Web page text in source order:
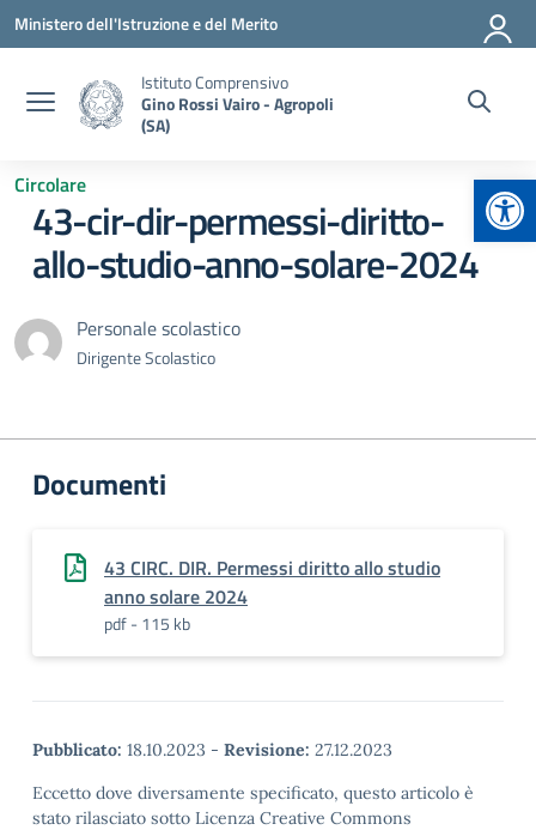
Vai ai contenuti
Vai al menu di navigazione
Vai al footer
Ministero dell'Istruzione e del Merito
Istituto Comprensivo
Gino Rossi Vairo - Agropoli
(SA)
Circolare
43-cir-dir-permessi-diritto-
allo-studio-anno-solare-2024
Personale scolastico
Dirigente Scolastico
Documenti
43 CIRC. DIR. Permessi diritto allo studio
anno solare 2024
pdf - 115 kb
Pubblicato: 18.10.2023 - Revisione: 27.12.2023
Eccetto dove diversamente specificato, questo articolo è
stato rilasciato sotto Licenza Creative Commons